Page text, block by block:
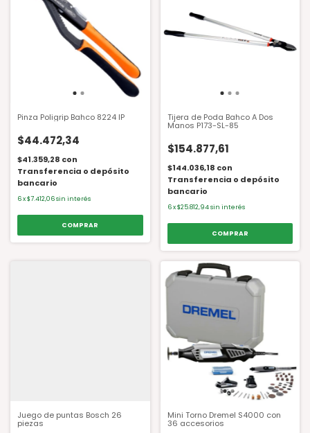
Pinza Poligrip Bahco 8224 IP
$44.472,34
$41.359,28 con
Transferencia o depósito
bancario
6x$7.412,06sin interés
Tijera de Poda Bahco A Dos
Manos P173-SL-85
$154.877,61
$144.036,18 con
Transferencia o depósito
bancario
6 x$25.812,94 sin interés
Juego de puntas Bosch 26
piezas
Mini Torno Dremel S4000 con
36 accesorios